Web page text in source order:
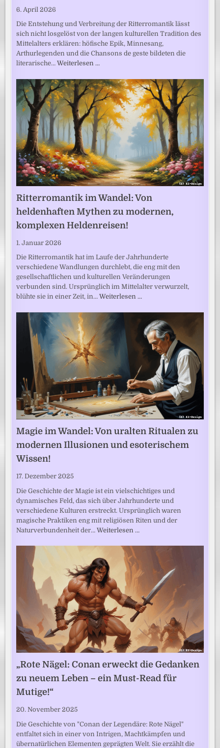
6. April 2026
Die Entstehung und Verbreitung der Ritterromantik lässt
sich nicht losgelöst von der langen kulturellen Tradition des
Mittelalters erklären: höfische Epik, Minnesang,
Arthurlegenden und die Chansons de geste bildeten die
literarische…Weiterlesen …
Ritterromantik im Wandel: Von
heldenhaften Mythen zu modernen,
komplexen Heldenreisen!
1. Januar 2026
Die Ritterromantik hat im Laufe der Jahrhunderte
verschiedene Wandlungen durchlebt, die eng mit den
gesellschaftlichen und kulturellen Veränderungen
verbunden sind. Ursprünglich im Mittelalter verwurzelt,
blühte sie in einer Zeit, in…Weiterlesen …
Magie im Wandel: Von uralten Ritualen zu
modernen Illusionen und esoterischem
Wissen!
17. Dezember 2025
Die Geschichte der Magie ist ein vielschichtiges und
dynamisches Feld, das sich über Jahrhunderte und
verschiedene Kulturen erstreckt. Ursprünglich waren
magische Praktiken eng mit religiösen Riten und der
Naturverbundenheit der…Weiterlesen …
„Rote Nägel: Conan erweckt die Gedanken
zu neuem Leben – ein Must-Read für
Mutige!“
20. November 2025
Die Geschichte von "Conan der Legendäre: Rote Nägel"
entfaltet sich in einer von Intrigen, Machtkämpfen und
übernatürlichen Elementen geprägten Welt. Sie erzählt die